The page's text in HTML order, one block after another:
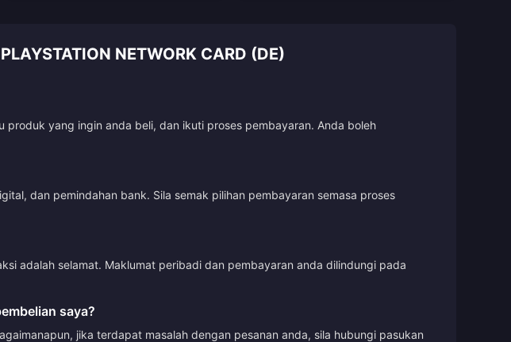
NETWORK CARD (DE)
yang ingin anda beli, dan ikuti proses pembayaran. Anda boleh
dan pemindahan bank. Sila semak pilihan pembayaran semasa proses
adalah selamat. Maklumat peribadi dan pembayaran anda dilindungi pada
saya?
jika terdapat masalah dengan pesanan anda, sila hubungi pasukan